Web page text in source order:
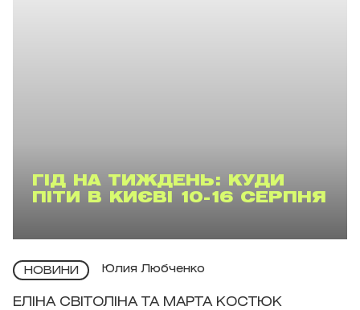
ГІД НА ТИЖДЕНЬ: КУДИ
ПІТИ В КИЄВІ 10-16 СЕРПНЯ
НОВИНИ Юлия Любченко
ЕЛІНА СВІТОЛІНА ТА МАРТА КОСТЮК